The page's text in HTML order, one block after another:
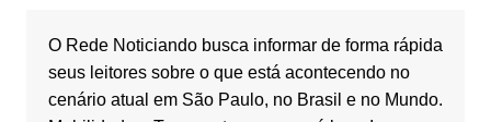
O Rede Noticiando busca informar de forma rápida
seus leitores sobre o que está acontecendo no
cenário atual em São Paulo, no Brasil e no Mundo.